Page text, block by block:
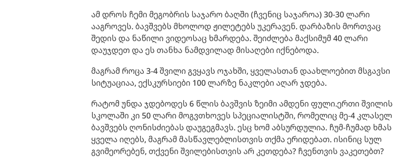
ამ დროს ჩემი მეგობრის საჯარო ბაღში (ჩვენიც საჯაროა) 30-30 ლარი
ააგროვეს. ბავშვებს მხოლოდ ჟილეტებს უკერავენ. დარბაზის მორთვაც
შედის და ნაწილი ვიდეოსაც ხმარდება. შეიძლება მაქსიმუმ 40 ლარი
დაუჯდეთ და ეს თანხა ნამდვილად მისაღები იქნებოდა.
მაგრამ როცა 3-4 შვილი გვყავს ოჯახში, ყველასთან დაახლოებით მსგავსი
სიტუაციაა, ექსკურსიები 100 ლარზე ნაკლები აღარ ჯდება.
რატომ უნდა ჯდებოდეს 6 წლის ბავშვის ზეიმი ამდენი ფული.ერთი შვილის
სკოლაში კი 50 ლარი მოგვთხოვეს სპეციალისტში, რომელიც მე-4 კლასელ
ბავშვებს ღონისძიებას დაუგეგმავს. ესც ხომ აბსურდულია. ჩუმ-ჩუმად ხმას
ყველა იღებს, მაგრამ მასწავლებლისთვის თქმა ერიდებათ. ისინიც სულ
გვიმეორებენ, თქვენი შვილებისთვის არ კეთდება? ჩვენთვის ვაკეთებთ?